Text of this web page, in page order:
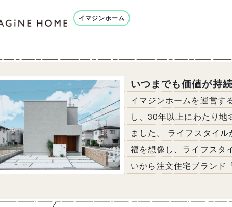
イマジンホーム
いつまでも価値が持
イマジンホームを運営す
し、30年以上にわたり
ました。 ライフスタイ
福を想像し、ライフスタ
いから注文住宅ブランド